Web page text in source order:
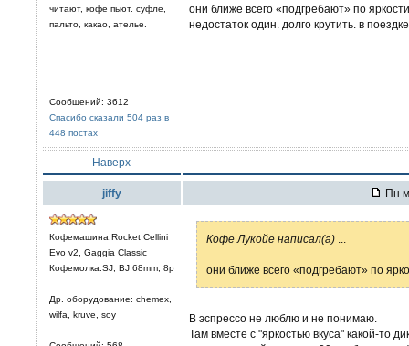
читают, кофе пьют. суфле,
пальто, какао, ателье.
Сообщений: 3612
Спасибо сказали 504 раз в
448 постах
они ближе всего «подгребают» по
недостаток один. долго крутить. в
Наверх
jiffy Пн
Кофемашина:Rocket Cellini
Evo v2, Gaggia Classic
Кофемолка:SJ, BJ 68mm, 8р
Др. оборудование: chemex,
wilfa, kruve, soy
Кофе Лукойе написал(а)
они ближе всего «подгребают» по
В эспрессо не люблю и не понимаю.
Там вместе с "яркостью вкуса" какой-то